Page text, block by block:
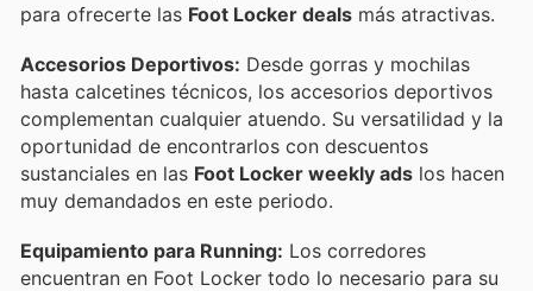
para ofrecerte las Foot Locker deals más atractivas.
Accesorios Deportivos: Desde gorras y mochilas
hasta calcetines técnicos, los accesorios deportivos
complementan cualquier atuendo. Su versatilidad y la
oportunidad de encontrarlos con descuentos
sustanciales en las Foot Locker weekly ads los hacen
muy demandados en este periodo.
Equipamiento para Running: Los corredores
encuentran en Foot Locker todo lo necesario para su